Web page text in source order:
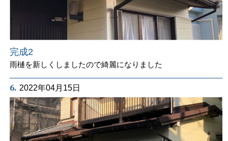
完成2
雨樋を新しくしましたので綺麗になりました
6. 2022年04月15日